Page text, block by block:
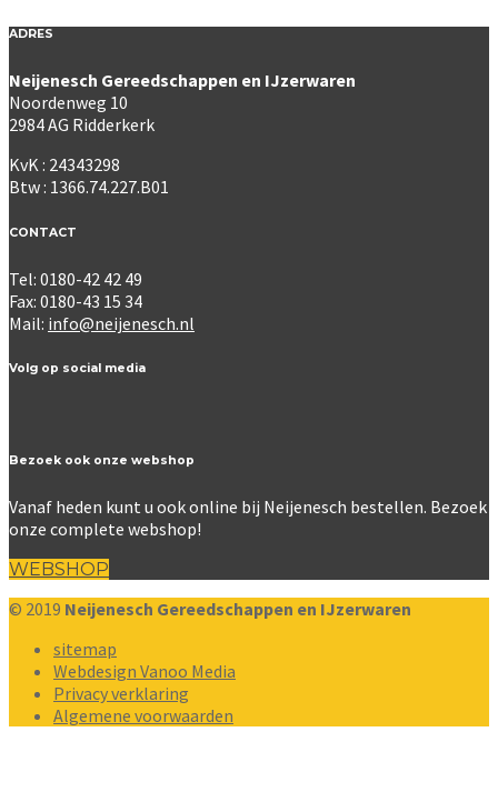
ADRES
Neijenesch Gereedschappen en IJzerwaren
Noordenweg 10
2984 AG Ridderkerk
KvK : 24343298
Btw : 1366.74.227.B01
CONTACT
Tel: 0180-42 42 49
Fax: 0180-43 15 34
Mail: info@neijenesch.nl
Volg op social media
Bezoek ook onze webshop
Vanaf heden kunt u ook online bij Neijenesch bestellen. Bezoek
onze complete webshop!
WEBSHOP
© 2019 Neijenesch Gereedschappen en IJzerwaren
sitemap
Webdesign Vanoo Media
Privacy verklaring
Algemene voorwaarden